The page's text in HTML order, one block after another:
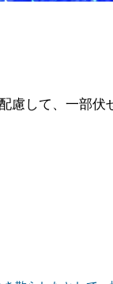
慮して、一部伏